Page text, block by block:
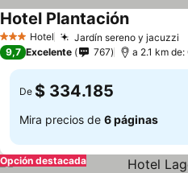
3 Estrellas
Hotel Jardín sereno y jacuzzi
Hotel Plantación
9,7 Excelente 767 a 2.1 km
De $ 334.185
Mira precios de 6 páginas
Opción destacada